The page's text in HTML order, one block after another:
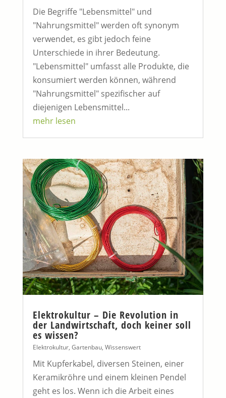
Die Begriffe "Lebensmittel" und
"Nahrungsmittel" werden oft synonym
verwendet, es gibt jedoch feine
Unterschiede in ihrer Bedeutung.
"Lebensmittel" umfasst alle Produkte, die
konsumiert werden können, während
"Nahrungsmittel" spezifischer auf
diejenigen Lebensmittel...
mehr lesen
Elektrokultur – Die Revolution in
der Landwirtschaft, doch keiner soll
es wissen?
Elektrokultur, Gartenbau, Wissenswert
Mit Kupferkabel, diversen Steinen, einer
Keramikröhre und einem kleinen Pendel
geht es los. Wenn ich die Arbeit eines